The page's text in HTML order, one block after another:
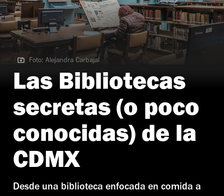
Foto: Alejandra Carbajal
Foto: Alejandra Carbajal
Las Bibliotecas
secretas (o poco
conocidas) de la
CDMX
Desde una biblioteca enfocada en comida a